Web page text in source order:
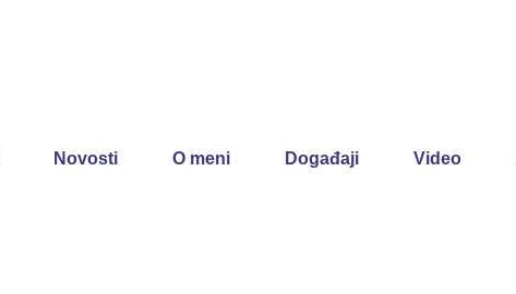
Novosti O meni Događaji Video